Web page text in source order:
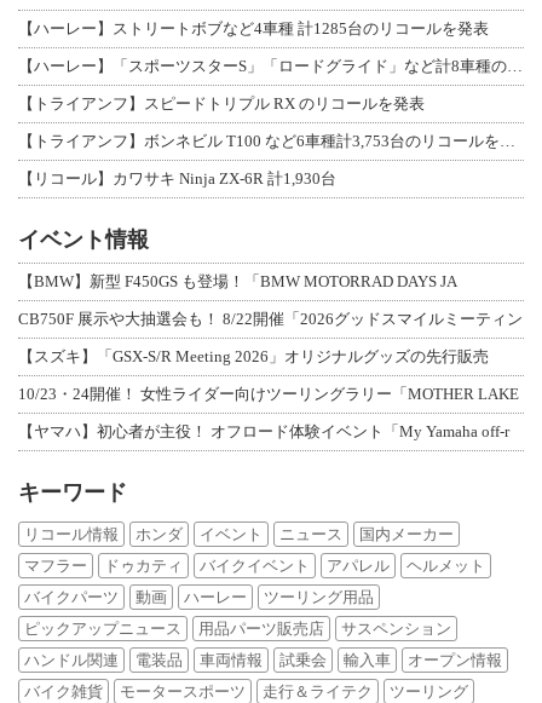
【ハーレー】ストリートボブなど4車種 計1285台のリコールを発表
【ハーレー】「スポーツスターS」「ロードグライド」など計8車種のリコールを発表
【トライアンフ】スピードトリプル RX のリコールを発表
【トライアンフ】ボンネビル T100 など6車種計3,753台のリコールを発表
【リコール】カワサキ Ninja ZX-6R 計1,930台
イベント情報
【BMW】新型 F450GS も登場！「BMW MOTORRAD DAYS JA
CB750F 展示や大抽選会も！ 8/22開催「2026グッドスマイルミーティン
【スズキ】「GSX-S/R Meeting 2026」オリジナルグッズの先行販売
10/23・24開催！ 女性ライダー向けツーリングラリー「MOTHER LAKE
【ヤマハ】初心者が主役！ オフロード体験イベント「My Yamaha off-r
キーワード
リコール情報 ホンダ イベント ニュース
国内メーカー
マフラー
ドゥカティ バイクイベント アパレル
ヘルメット
バイクパーツ
動画 ハーレー
ツーリング用品
ピックアップニュース
用品パーツ販売店
サスペンション
ハンドル関連
電装品 車両情報 試乗会 輸入車
オープン情報
バイク雑貨
モータースポーツ 走行＆ライテク ツーリング